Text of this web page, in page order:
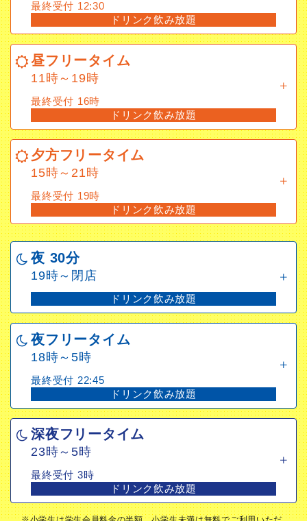
昼フリータイム
11時～19時
最終受付 16時
夕方フリータイム
15時～21時
最終受付 19時
最終受付 12:30
ドリンク飲み放題
昼フリータイム
11時～19時
最終受付 16時
ドリンク飲み放題
夕方フリータイム
15時～21時
最終受付 19時
ドリンク飲み放題
夜 30分
19時～閉店
ドリンク飲み放題
夜フリータイム
18時～5時
最終受付 22:45
ドリンク飲み放題
深夜フリータイム
23時～5時
最終受付 3時
ドリンク飲み放題